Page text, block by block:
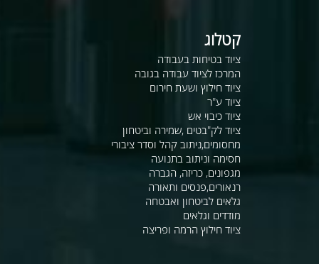
קטלוג
ציוד בטיחות בעבודה
המרכז לציוד עבודה בגובה
ציוד חילוץ ושעת חירום
ציוד ע"ר
ציוד כיבוי אש
ציוד לק"בטים ,שמירה וביטחון
מחסומים,ניתוב קהל וסדר ציבורי
חסימה וניתוב בתנועה
מגפונים, כריזה, הגברה
רנאורים,פנסים ותאורה
גלאים לביטחון ואבטחה
מודדים וגלאים
ציוד חילוץ הרמה ופריצה